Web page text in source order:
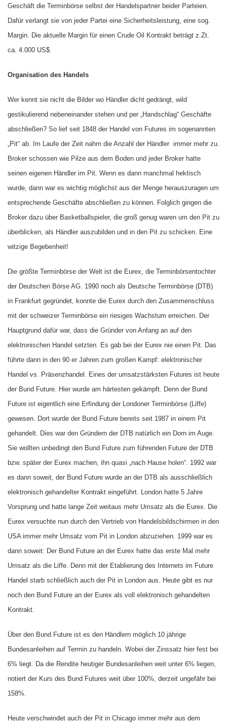
Geschäft die Terminbörse selbst der Handelspartner beider Parteien.
Dafür verlangt sie von jeder Partei eine Sicherheitsleistung, eine sog.
Margin. Die aktuelle Margin für einen Crude Oil Kontrakt beträgt z.Zt.
ca. 4.000 US$.
Organisation des Handels
Wer kennt sie nicht die Bilder wo Händler dicht gedrängt, wild
gestikulierend nebeneinander stehen und per „Handschlag“ Geschäfte
abschließen? So lief seit 1848 der Handel von Futures im sogenannten
„Pit“ ab. Im Laufe der Zeit nahm die Anzahl der Händler immer mehr zu.
Broker schossen wie Pilze aus dem Boden und jeder Broker hatte
seinen eigenen Händler im Pit. Wenn es dann manchmal hektisch
wurde, dann war es wichtig möglichst aus der Menge herauszuragen um
entsprechende Geschäfte abschließen zu können. Folglich gingen die
Broker dazu über Basketballspieler, die groß genug waren um den Pit zu
überblicken, als Händler auszubilden und in den Pit zu schicken. Eine
witzige Begebenheit!
Die größte Terminbörse der Welt ist die Eurex, die Terminbörsentochter
der Deutschen Börse AG. 1990 noch als Deutsche Terminbörse (DTB)
in Frankfurt gegründet, konnte die Eurex durch den Zusammenschluss
mit der schweizer Terminbörse ein riesiges Wachstum erreichen. Der
Hauptgrund dafür war, dass die Gründer von Anfang an auf den
elektronischen Handel setzten. Es gab bei der Eurex nie einen Pit. Das
führte dann in den 90 er Jahren zum großen Kampf: elektronischer
Handel vs. Präsenzhandel. Eines der umsatzstärksten Futures ist heute
der Bund Future. Hier wurde am härtesten gekämpft. Denn der Bund
Future ist eigentlich eine Erfindung der Londoner Terminbörse (Liffe)
gewesen. Dort wurde der Bund Future bereits seit 1987 in einem Pit
gehandelt. Dies war den Gründern der DTB natürlich ein Dorn im Auge.
Sie wollten unbedingt den Bund Future zum führenden Future der DTB
bzw. später der Eurex machen, ihn quasi „nach Hause holen“. 1992 war
es dann soweit, der Bund Future wurde an der DTB als ausschließlich
elektronisch gehandelter Kontrakt eingeführt. London hatte 5 Jahre
Vorsprung und hatte lange Zeit weitaus mehr Umsatz als die Eurex. Die
Eurex versuchte nun durch den Vertrieb von Handelsbildschirmen in den
USA immer mehr Umsatz vom Pit in London abzuziehen. 1999 war es
dann soweit: Der Bund Future an der Eurex hatte das erste Mal mehr
Umsatz als die Liffe. Denn mit der Etablierung des Internets im Future
Handel starb schließlich auch der Pit in London aus. Heute gibt es nur
noch den Bund Future an der Eurex als voll elektronisch gehandelten
Kontrakt.
Über den Bund Future ist es den Händlern möglich 10 jährige
Bundesanleihen auf Termin zu handeln. Wobei der Zinssatz hier fest bei
6% liegt. Da die Rendite heutiger Bundesanleihen weit unter 6% liegen,
notiert der Kurs des Bund Futures weit über 100%, derzeit ungefähr bei
158%.
Heute verschwindet auch der Pit in Chicago immer mehr aus dem